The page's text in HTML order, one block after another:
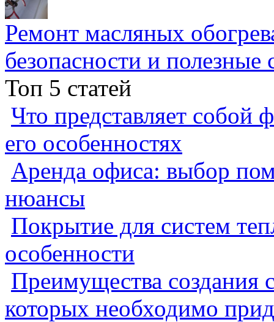
Ремонт масляных
безопасности и полезные
Топ 5 статей
Что представляет собой
его особенностях
Аренда офиса: выбор
нюансы
Покрытие для систем
особенности
Преимущества создания
которых необходимо